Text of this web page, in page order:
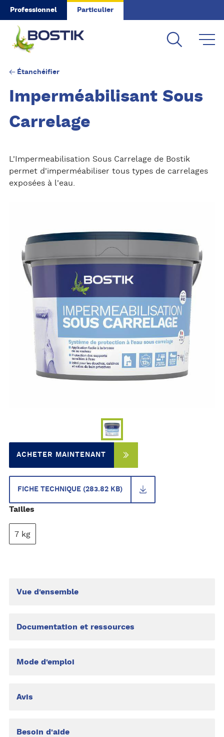
Skip to main content
Professionnel Particulier
Étanchéifier
Imperméabilisant Sous
Carrelage
L'Impermeabilisation Sous Carrelage de Bostik
permet d'imperméabiliser tous types de carrelages
exposées à l'eau.
ACHETER MAINTENANT
FICHE TECHNIQUE (283.82 KB)
Tailles
7 kg
Vue d'ensemble
Documentation et ressources
Mode d'emploi
Avis
Besoin d'aide